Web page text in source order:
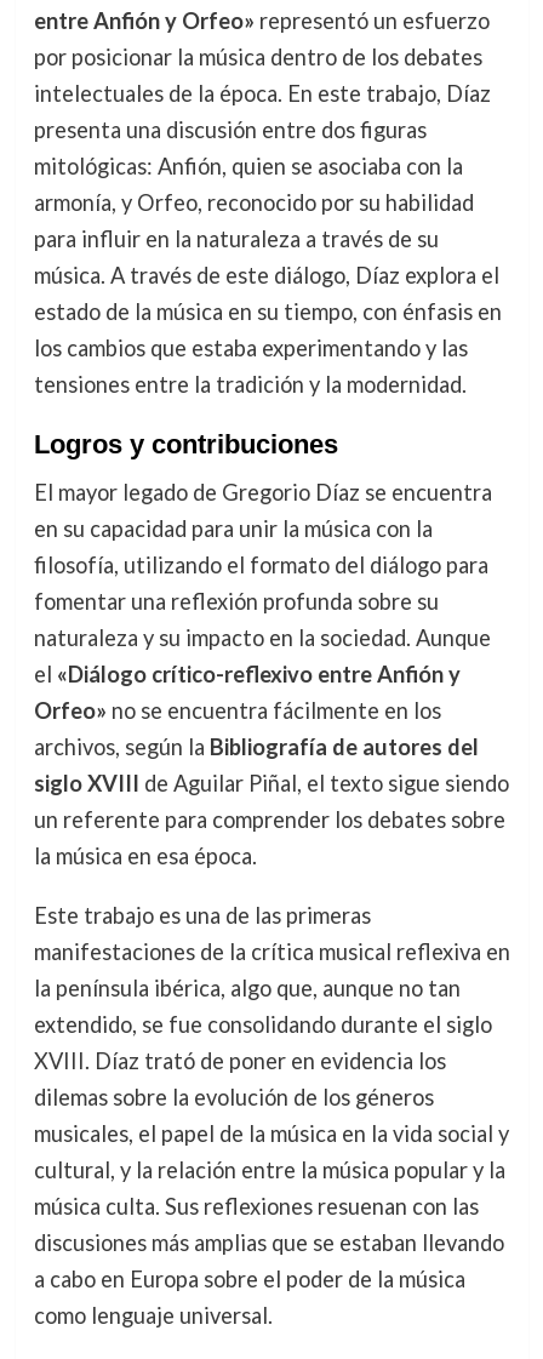
entre Anfión y Orfeo» representó un esfuerzo
por posicionar la música dentro de los debates
intelectuales de la época. En este trabajo, Díaz
presenta una discusión entre dos figuras
mitológicas: Anfión, quien se asociaba con la
armonía, y Orfeo, reconocido por su habilidad
para influir en la naturaleza a través de su
música. A través de este diálogo, Díaz explora el
estado de la música en su tiempo, con énfasis en
los cambios que estaba experimentando y las
tensiones entre la tradición y la modernidad.
Logros y contribuciones
El mayor legado de Gregorio Díaz se encuentra
en su capacidad para unir la música con la
filosofía, utilizando el formato del diálogo para
fomentar una reflexión profunda sobre su
naturaleza y su impacto en la sociedad. Aunque
el «Diálogo crítico-reflexivo entre Anfión y
Orfeo» no se encuentra fácilmente en los
archivos, según la Bibliografía de autores del
siglo XVIII de Aguilar Piñal, el texto sigue siendo
un referente para comprender los debates sobre
la música en esa época.
Este trabajo es una de las primeras
manifestaciones de la crítica musical reflexiva en
la península ibérica, algo que, aunque no tan
extendido, se fue consolidando durante el siglo
XVIII. Díaz trató de poner en evidencia los
dilemas sobre la evolución de los géneros
musicales, el papel de la música en la vida social y
cultural, y la relación entre la música popular y la
música culta. Sus reflexiones resuenan con las
discusiones más amplias que se estaban llevando
a cabo en Europa sobre el poder de la música
como lenguaje universal.